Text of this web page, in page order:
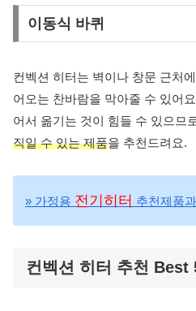
이동식 바퀴
컨벡션 히터는 벽이나 창문 근처
어오는 찬바람을 막아줄 수 있어
어서 옮기는 것이 힘들 수 있으므
직일 수 있는 제품을 추천드려요.
» 가정용 전기히터 추천제품
컨벡션 히터 추천 Best